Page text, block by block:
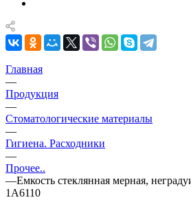
Главная
—
Продукция
—
Стоматологические материалы
—
Гигиена. Расходники
—
Прочее..
—Емкость стеклянная мерная,
1А6110